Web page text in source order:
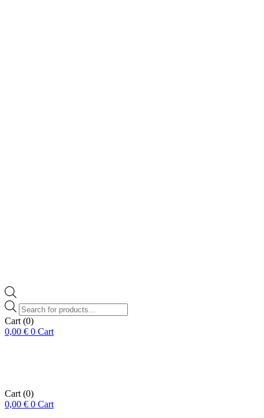
Products
search
Cart (0)
0,00 € 0 Cart
Cart (0)
0,00 € 0 Cart